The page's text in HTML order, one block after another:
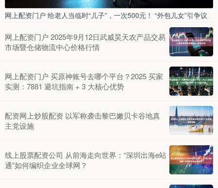
网上配资门户 给老人当临时“儿子”，一次500元！ “外包儿女”引争议
网上配资门户 2025年9月12日武威昊天农产品交易
市场暨仓储物流中心价格行情
网上配资门户 买原神账号去哪个平台？2025 买家
实测：7881 避坑指南 + 3 大核心优势
配资网上炒股配资 以军称袭击黎巴嫩贝卡谷地真
主党设施
线上股票配资公司 从前海走向世界：“深圳出海e站
通”如何编织企业全球网？